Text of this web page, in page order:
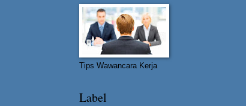
Tips Wawancara Kerja
Label